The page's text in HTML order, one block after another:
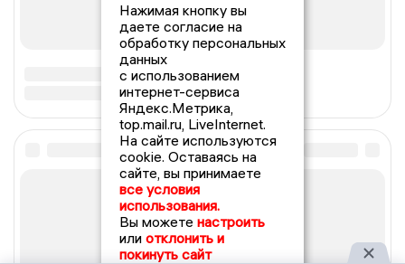
Нажимая кнопку вы
даете согласие на
обработку персональных
данных
с использованием
интернет-сервиса
Яндекс.Метрика,
top.mail.ru, LiveInternet.
На сайте используются
cookie. Оставаясь на
сайте, вы принимаете
все условия
использования.
Вы можете настроить
или отклонить и
покинуть сайт